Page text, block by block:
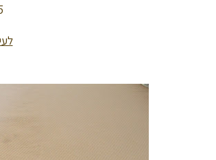
5 גרם (1